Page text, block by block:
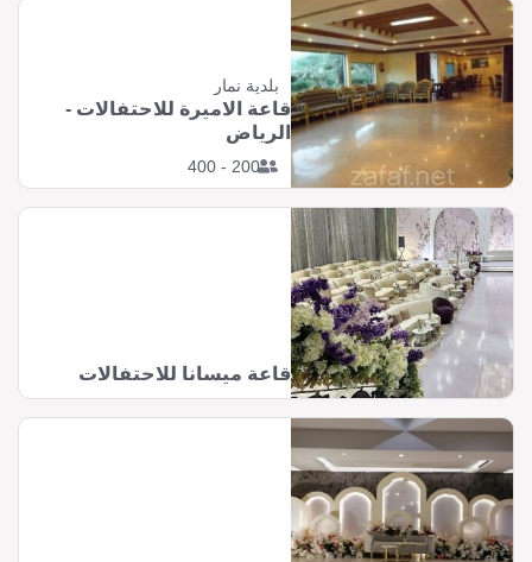
بلدية نمار
200 - 400
قاعة الاميرة للاحتفالات -
الرياض
قاعة ميسانا للاحتفالات